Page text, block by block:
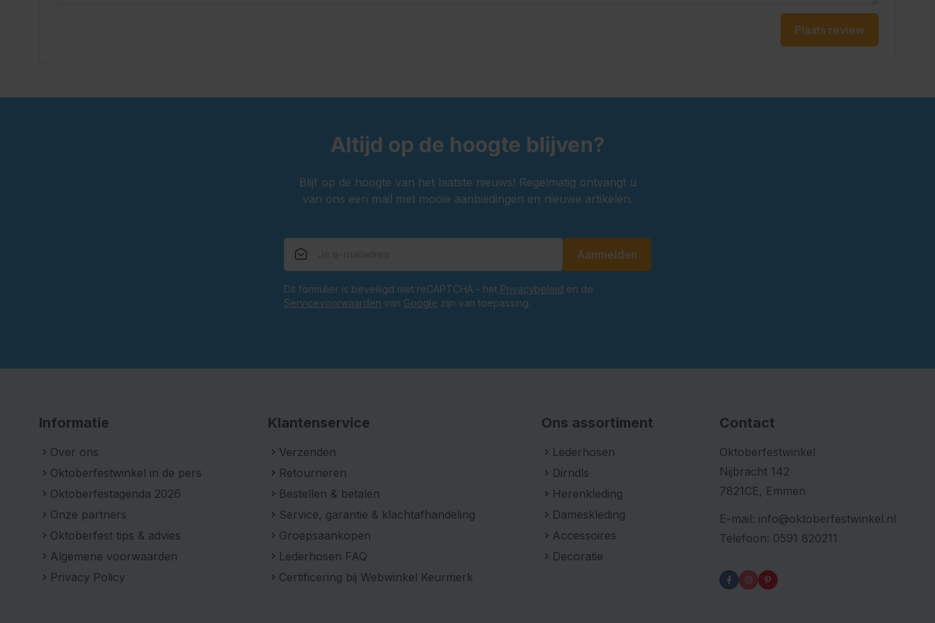
Plaats review
Altijd op de hoogte blijven?
Blijf op de hoogte van het laatste nieuws! Regelmatig ontvangt u
van ons een mail met mooie aanbiedingen en nieuwe artikelen.
Aanmelden
Dit formulier is beveiligd met reCAPTCHA - het Privacybeleid en de
Servicevoorwaarden van Google zijn van toepassing.
Informatie
Over ons
Oktoberfestwinkel in de pers
Oktoberfestagenda 2026
Onze partners
Oktoberfest tips & advies
Algemene voorwaarden
Privacy Policy
Klantenservice
Verzenden
Retourneren
Bestellen & betalen
Service, garantie & klachtafhandeling
Groepsaankopen
Lederhosen FAQ
Certificering bij Webwinkel Keurmerk
Ons assortiment
Lederhosen
Dirndls
Herenkleding
Dameskleding
Accessoires
Decoratie
Contact
Oktoberfestwinkel
Nijbracht 142
7821CE, Emmen
E-mail: info@oktoberfestwinkel.nl
Telefoon: 0591 820211